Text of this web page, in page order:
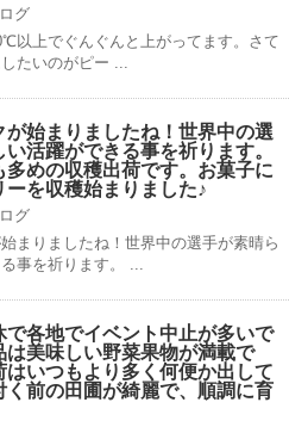
グ
以上でぐんぐんと上がってます。さて
たいのがピー ...
が始まりましたね！世界中の選
活躍ができる事を祈ります。
多めの収穫出荷です。お菓子に
ーを収穫始まりました♪
グ
まりましたね！世界中の選手が素晴ら
事を祈ります。 ...
で各地でイベント中止が多いで
は美味しい野菜果物が満載で
はいつもより多く何便か出して
く前の田圃が綺麗で、順調に育